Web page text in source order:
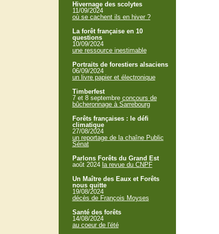
Hivernage des scolytes
11/09/2024
où se cachent ils en hiver ?
La forêt française en 10
questions
10/09/2024
une ressource inestimable
Portraits de forestiers alsaciens
06/09/2024
un livre papier et électronique
Timberfest
7 et 8 septembre concours de
bûcheronnage à Sarrebourg
Forêts françaises : le défi
climatique
27/08/2024
un reportage de la chaîne Public
Sénat
Parlons Forêts du Grand Est
août 2024 la revue du CNPF
Un Maître des Eaux et Forêts
nous quitte
19/08/2024
décès de François Moyses
Santé des forêts
14/08/2024
au coeur de l'été